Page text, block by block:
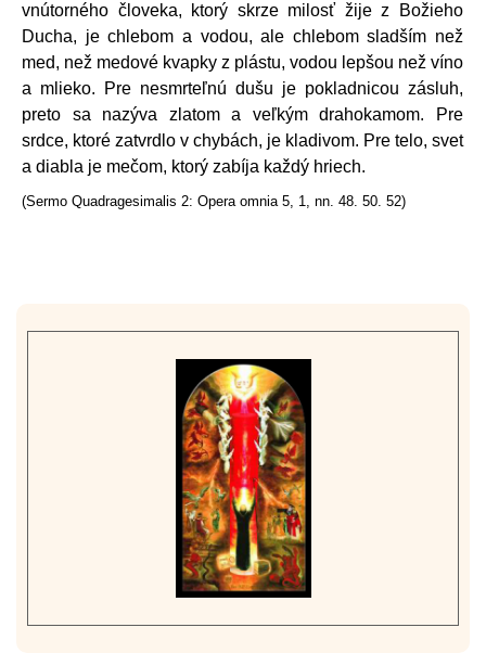
vnútorného človeka, ktorý skrze milosť žije z Božieho
Ducha, je chlebom a vodou, ale chlebom sladším než
med, než medové kvapky z plástu, vodou lepšou než víno
a mlieko. Pre nesmrteľnú dušu je pokladnicou zásluh,
preto sa nazýva zlatom a veľkým drahokamom. Pre
srdce, ktoré zatvrdlo v chybách, je kladivom. Pre telo, svet
a diabla je mečom, ktorý zabíja každý hriech.
(Sermo Quadragesimalis 2: Opera omnia 5, 1, nn. 48. 50. 52)